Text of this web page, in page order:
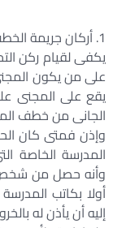
1. أركان جريمة الخطف
يكفى لقيام ركن
على من يكون
يقع على المجنى
الجانى من خطف
وإذن فمتى كان
المدرسة الخاصة
وأنه حصل من شخص
أولا بكاتب
إليه أن يأذن له